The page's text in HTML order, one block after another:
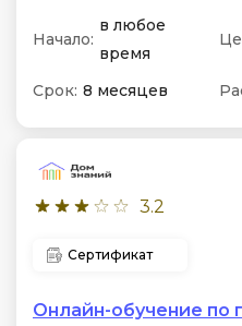
Начало:
в любое
время
Срок: 8 месяцев
3.2
Сертификат
Онлайн-обучение по